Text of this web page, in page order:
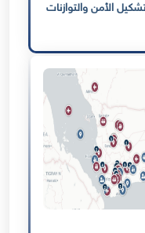
الأمن والتوازنات